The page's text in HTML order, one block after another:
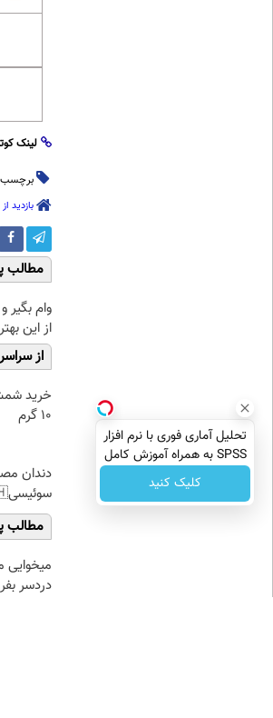
لینک
برچسب
بازدید
مطالب
وام
از این
از
۱۰ گرم
دندان
سوئیسی🇨🇭
مطالب
میخوایی
دردسر
تحلیل آماری فوری با نرم افزار
SPSS به همراه آموزش کامل
حتی یک روزه !!
کلیک کنید